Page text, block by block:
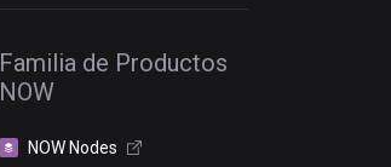
Familia de Productos
NOW
NOW Nodes